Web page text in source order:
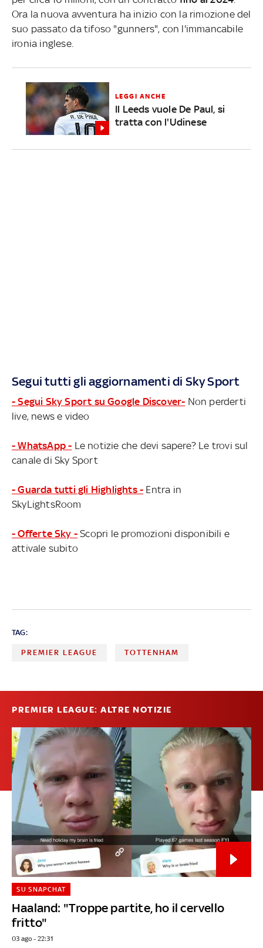
Ora la nuova avventura ha inizio con la rimozione del
suo passato da tifoso "gunners", con l'immancabile
ironia inglese.
LEGGI ANCHE
Il Leeds vuole De Paul, si
tratta con l'Udinese
Segui tutti gli aggiornamenti di Sky Sport
- Segui Sky Sport su Google Discover- Non perderti
live, news e video
- WhatsApp - Le notizie che devi sapere? Le trovi sul
canale di Sky Sport
- Guarda tutti gli Highlights - Entra in
SkyLightsRoom
- Offerte Sky - Scopri le promozioni disponibili e
attivale subito
TAG:
PREMIER LEAGUE TOTTENHAM
PREMIER LEAGUE: ALTRE NOTIZIE
Haaland: "Troppe partite, ho il cervello
fritto"
SU SNAPCHAT
03 ago - 22:31